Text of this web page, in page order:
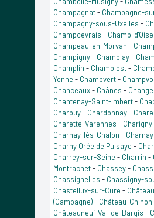
Champagnat- Champagne-
Champagny-sous-Uxelles -
Champcevrais - Champ-
Champeau-en-Morvan -
Champigny- Champlay-
Champlin - Champlost-
Yonne - Champvert-
Chanceaux- Chânes - Change
Chantenay-Saint-Imbert-
Charbuy- Chardonnay-
Charette-Varennes - Charigny
Charnay-lès-Chalon -
Charny Orée de Puisaye -
Charrey-sur-Seine - Charrin -
Montrachet- Chassey-
Chassignelles - Chassigny-
Chastellux-sur-Cure - Château
(Campagne)- Château-Chinon
Châteauneuf-Val-de-Bargis -